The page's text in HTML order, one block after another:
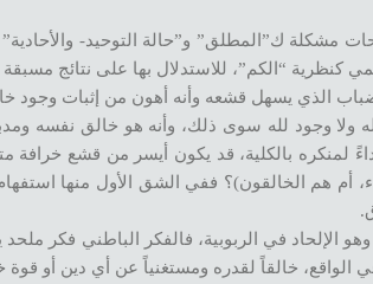
كنظرية “الكم”، للاستدلال بها على نتائج
الذي يسهل قشعه وأنه أهون من إثبات وجود
ولا وجود لله سوى ذلك، وأنه هو خالق نفسه
لمنكره بالكلية، قد يكون أيسر من قشع خرافة
أم هم الخالقون)؟ ففي الشق الأول منها
الإلحاد في الربوبية، فالفكر الباطني فكر
الواقع، خالقاً لقدره ومستغنياً عن أي دين أو